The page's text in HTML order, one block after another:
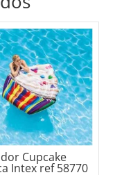
Cupcake
Intex ref 58770